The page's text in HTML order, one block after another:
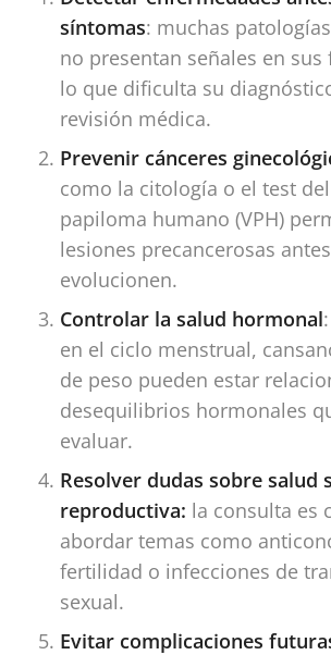
síntomas: muchas
no presentan señales en sus
lo que dificulta su
revisión médica.
Prevenir cánceres
como la citología o el test
papiloma humano (VPH)
lesiones precancerosas
evolucionen.
Controlar la salud hormonal
en el ciclo menstrual,
de peso pueden estar
desequilibrios hormonales
evaluar.
Resolver dudas sobre salud
reproductiva: la consulta es
abordar temas como
fertilidad o infecciones de
sexual.
Evitar complicaciones